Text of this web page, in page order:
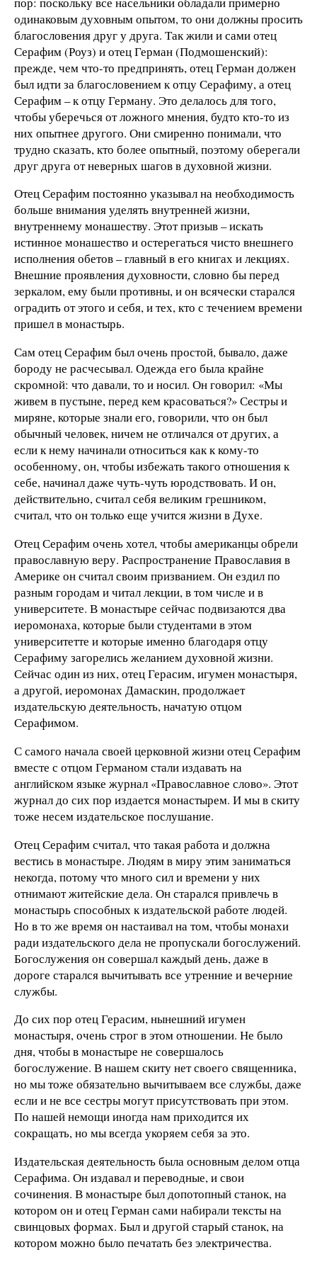
одинаковым духовным опытом, то они должны просить
благословения друг у друга. Так жили и сами отец
Серафим (Роуз) и отец Герман (Подмошенский):
прежде, чем что-то предпринять, отец Герман должен
был идти за благословением к отцу Серафиму, а отец
Серафим – к отцу Герману. Это делалось для того,
чтобы уберечься от ложного мнения, будто кто-то из
них опытнее другого. Они смиренно понимали, что
трудно сказать, кто более опытный, поэтому оберегали
друг друга от неверных шагов в духовной жизни.
Отец Серафим постоянно указывал на необходимость
больше внимания уделять внутренней жизни,
внутреннему монашеству. Этот призыв – искать
истинное монашество и остерегаться чисто внешнего
исполнения обетов – главный в его книгах и лекциях.
Внешние проявления духовности, словно бы перед
зеркалом, ему были противны, и он всячески старался
оградить от этого и себя, и тех, кто с течением времени
пришел в монастырь.
Сам отец Серафим был очень простой, бывало, даже
бороду не расчесывал. Одежда его была крайне
скромной: что давали, то и носил. Он говорил: «Мы
живем в пустыне, перед кем красоваться?» Сестры и
миряне, которые знали его, говорили, что он был
обычный человек, ничем не отличался от других, а
если к нему начинали относиться как к кому-то
особенному, он, чтобы избежать такого отношения к
себе, начинал даже чуть-чуть юродствовать. И он,
действительно, считал себя великим грешником,
считал, что он только еще учится жизни в Духе.
Отец Серафим очень хотел, чтобы американцы обрели
православную веру. Распространение Православия в
Америке он считал своим призванием. Он ездил по
разным городам и читал лекции, в том числе и в
университете. В монастыре сейчас подвизаются два
иеромонаха, которые были студентами в этом
университетте и которые именно благодаря отцу
Серафиму загорелись желанием духовной жизни.
Сейчас один из них, отец Герасим, игумен монастыря,
а другой, иеромонах Дамаскин, продолжает
издательскую деятельность, начатую отцом
Серафимом.
С самого начала своей церковной жизни отец Серафим
вместе с отцом Германом стали издавать на
английском языке журнал «Православное слово». Этот
журнал до сих пор издается монастырем. И мы в скиту
тоже несем издательское послушание.
Отец Серафим считал, что такая работа и должна
вестись в монастыре. Людям в миру этим заниматься
некогда, потому что много сил и времени у них
отнимают житейские дела. Он старался привлечь в
монастырь способных к издательской работе людей.
Но в то же время он настаивал на том, чтобы монахи
ради издательского дела не пропускали богослужений.
Богослужения он совершал каждый день, даже в
дороге старался вычитывать все утренние и вечерние
службы.
До сих пор отец Герасим, нынешний игумен
монастыря, очень строг в этом отношении. Не было
дня, чтобы в монастыре не совершалось
богослужение. В нашем скиту нет своего священника,
но мы тоже обязательно вычитываем все службы, даже
если и не все сестры могут присутствовать при этом.
По нашей немощи иногда нам приходится их
сокращать, но мы всегда укоряем себя за это.
Издательская деятельность была основным делом отца
Серафима. Он издавал и переводные, и свои
сочинения. В монастыре был допотопный станок, на
котором он и отец Герман сами набирали тексты на
свинцовых формах. Был и другой старый станок, на
котором можно было печатать без электричества.